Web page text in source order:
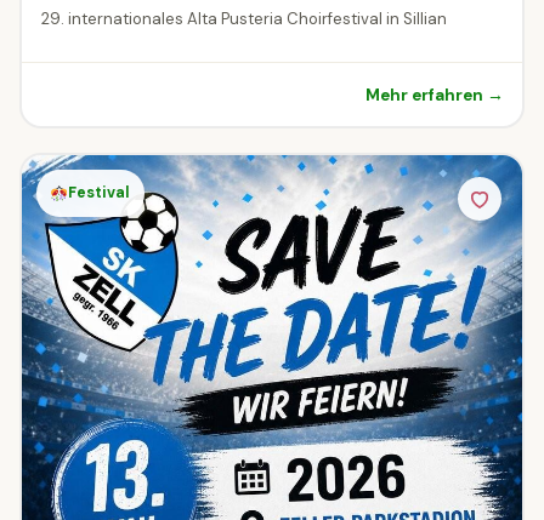
29. internationales Alta Pusteria Choirfestival in Sillian
Mehr erfahren →
Festival